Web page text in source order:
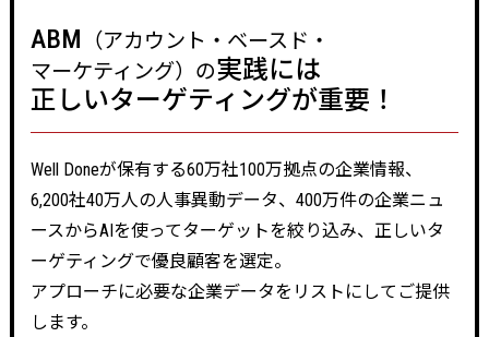
ABM （アカウント・ ベースド・
マーケティング）の実践には
正しいターゲティングが重要！
Well Doneが保有する60万社100万拠点の企業情報、
6,200社40万人の人事異動データ、400万件の企業ニュ
ースからAIを使ってターゲットを絞り込み、正しいタ
ーゲティングで優良顧客を選定。
アプローチに必要な企業データをリストにしてご提供
します。